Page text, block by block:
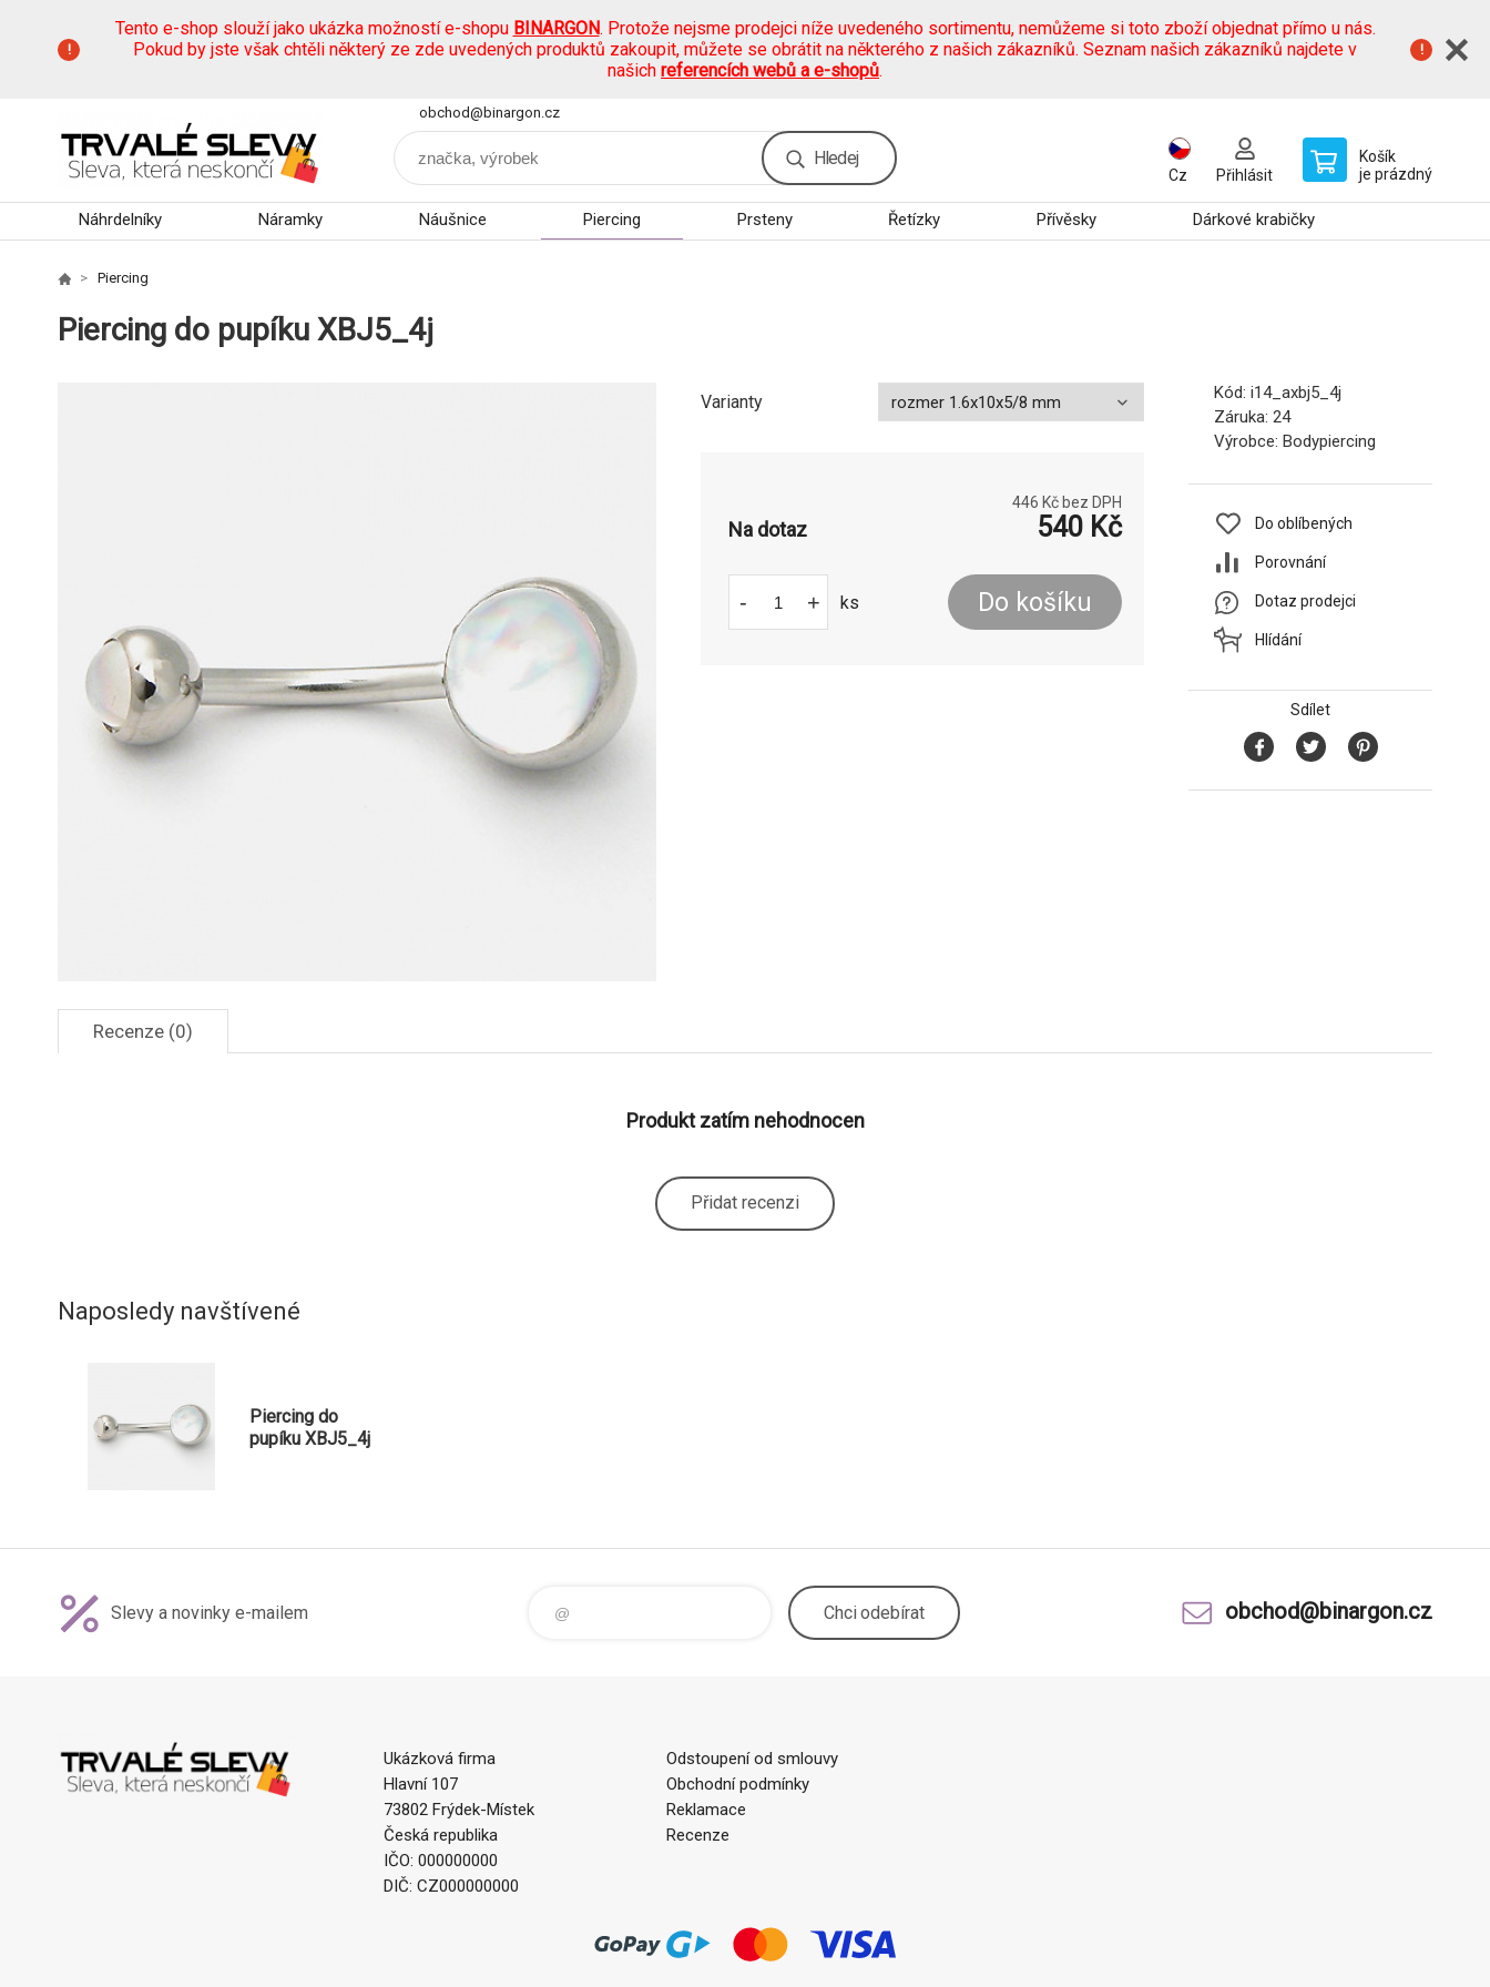
Tento e-shop slouží jako ukázka možností e-shopu BINARGON. Protože nejsme prodejci níže uvedeného sortimentu, nemůžeme si toto zboží objednat přímo u nás.
Pokud by jste však chtěli některý ze zde uvedených produktů zakoupit, můžete se obrátit na některého z našich zákazníků. Seznam našich zákazníků najdete v
našich referencích webů a e-shopů.
obchod@binargon.cz
Hledej
Cz Přihlásit
Košík
je prázdný
Náhrdelníky Náramky Náušnice Piercing Prsteny Řetízky Přívěsky Dárkové krabičky
Piercing
Piercing do pupíku XBJ5_4j
Varianty
446 Kč bez DPH
Na dotaz 540 Kč
- + ks Do košíku
Kód: i14_axbj5_4j
Záruka: 24
Výrobce: Bodypiercing
Do oblíbených
Porovnání
Dotaz prodejci
Hlídání
Sdílet
Recenze (0)
Produkt zatím nehodnocen
Přidat recenzi
Naposledy navštívené
Piercing do
pupíku XBJ5_4j
Slevy a novinky e-mailem Chciodebírat obchod@binargon.cz
Ukázková firma
Hlavní 107
73802 Frýdek-Místek
Česká republika
IČO: 000000000
DIČ: CZ000000000
Odstoupení od smlouvy
Obchodní podmínky
Reklamace
Recenze